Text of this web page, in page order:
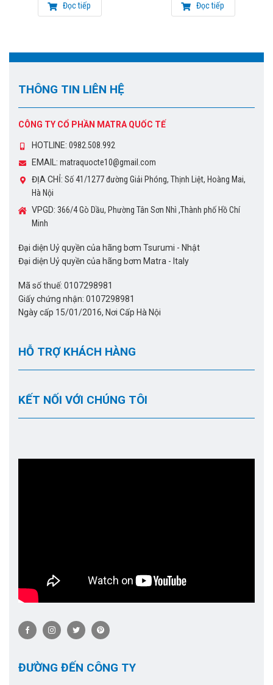
Đọc tiếp Đọc tiếp
THÔNG TIN LIÊN HỆ
CÔNG TY CỔ PHẦN MATRA QUỐC TẾ
HOTLINE: 0982.508.992
EMAIL: matraquocte10@gmail.com
ĐỊA CHỈ: Số 41/1277 đường Giải Phóng, Thịnh Liệt, Hoàng Mai,
Hà Nội
VPGD: 366/4 Gò Dầu, Phường Tân Sơn Nhì ,Thành phố Hồ Chí
Minh
Đại diện Uỷ quyền của hãng bơm Tsurumi - Nhật
Đại diện Uỷ quyền của hãng bơm Matra - Italy
Mã số thuế: 0107298981
Giấy chứng nhận: 0107298981
Ngày cấp 15/01/2016, Nơi Cấp Hà Nội
HỖ TRỢ KHÁCH HÀNG
KẾT NỐI VỚI CHÚNG TÔI
ĐƯỜNG ĐẾN CÔNG TY